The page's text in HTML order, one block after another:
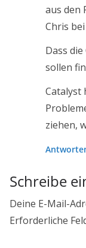
aus den
Chris
Dass
sollen
Catalyst
ziehen,
Schreibe
Deine E-Mail-
Erforderliche